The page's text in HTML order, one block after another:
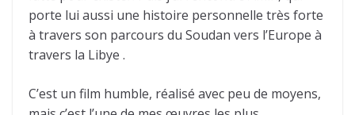
porte lui aussi une histoire personnelle très forte
à travers son parcours du Soudan vers l’Europe à
travers la Libye .
C’est un film humble, réalisé avec peu de moyens,